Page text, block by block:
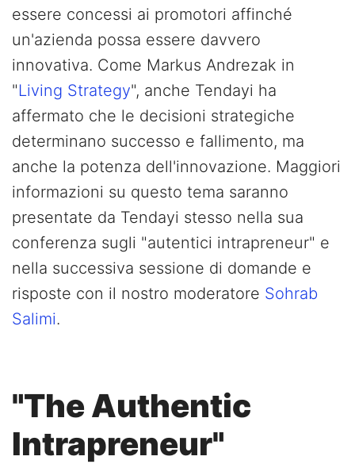
essere concessi ai promotori affinché
un'azienda possa essere davvero
innovativa. Come Markus Andrezak in
"Living Strategy", anche Tendayi ha
affermato che le decisioni strategiche
determinano successo e fallimento, ma
anche la potenza dell'innovazione. Maggiori
informazioni su questo tema saranno
presentate da Tendayi stesso nella sua
conferenza sugli "autentici intrapreneur" e
nella successiva sessione di domande e
risposte con il nostro moderatore Sohrab
Salimi.
"The Authentic
Intrapreneur"